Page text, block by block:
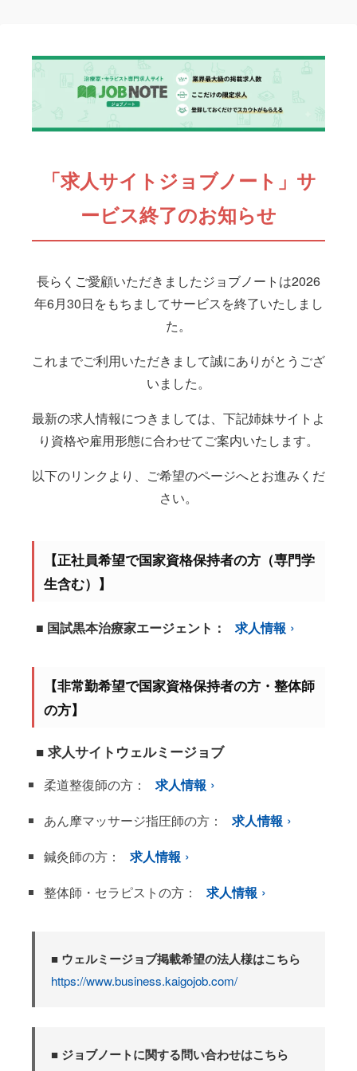
「求人サイトジョブノート」サ
ービス終了のお知らせ
長らくご愛顧いただきましたジョブノートは2026
年6月30日をもちましてサービスを終了いたしまし
た。
これまでご利用いただきまして誠にありがとうござ
いました。
最新の求人情報につきましては、下記姉妹サイトよ
り資格や雇用形態に合わせてご案内いたします。
以下のリンクより、ご希望のページへとお進みくだ
さい。
【正社員希望で国家資格保持者の方（専門学
生含む）】
■ 国試黒本治療家エージェント： 求人情報
【非常勤希望で国家資格保持者の方・整体師
の方】
■ 求人サイトウェルミージョブ
柔道整復師の方：
求人情報
あん摩マッサージ指圧師の方：
求人情報
鍼灸師の方：
求人情報
整体師・セラピストの方：
求人情報
■ ウェルミージョブ掲載希望の法人様はこちら
https://www.business.kaigojob.com/
■ ジョブノートに関する問い合わせはこちら